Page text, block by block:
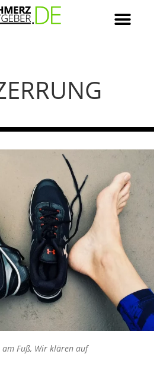
am Fuß, Wir klären auf